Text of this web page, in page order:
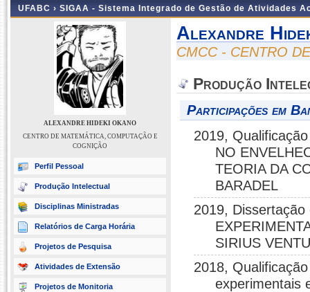
UFABC › SIGAA - Sistema Integrado de Gestão de Atividades
ALEXANDRE HIDEKI OKANO
CENTRO DE MATEMÁTICA, COMPUTAÇÃO E
COGNIÇÃO
Perfil Pessoal
Produção Intelectual
Disciplinas Ministradas
Relatórios de Carga Horária
Projetos de Pesquisa
Atividades de Extensão
Projetos de Monitoria
Alexandre
CMCC - CENTRO
Produção
Participações em
2019,
NO
TEORIA DA
BARADEL
2019,
SIRIUS
2018,
experimentais